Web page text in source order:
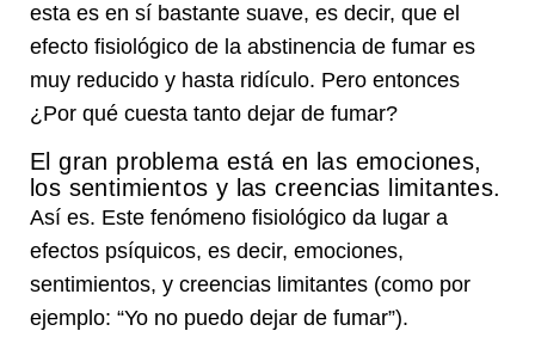
esta es en sí bastante suave, es decir, que el
efecto fisiológico de la abstinencia de fumar es
muy reducido y hasta ridículo. Pero entonces
¿Por qué cuesta tanto dejar de fumar?
El gran problema está en las emociones,
los sentimientos y las creencias limitantes.
Así es. Este fenómeno fisiológico da lugar a
efectos psíquicos, es decir, emociones,
sentimientos, y creencias limitantes (como por
ejemplo: “Yo no puedo dejar de fumar”).